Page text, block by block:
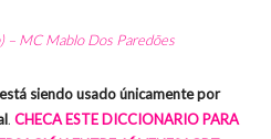
– MC Mablo Dos Paredões
siendo usado únicamente por
. CHECA ESTE DICCIONARIO PARA